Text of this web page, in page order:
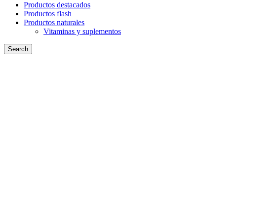
Productos destacados
Productos flash
Productos naturales
Vitaminas y suplementos
Search